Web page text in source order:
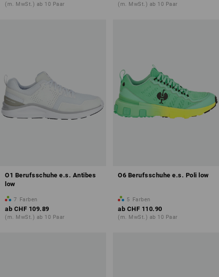
(m. MwSt.) ab 10 Paar (m. MwSt.) ab 10 Paar
O1 Berufsschuhe e.s. Antibes
low
7 Farben
ab CHF 109.89
(m. MwSt.) ab 10 Paar
O6 Berufsschuhe e.s. Poli low
5 Farben
ab CHF 110.90
(m. MwSt.) ab 10 Paar